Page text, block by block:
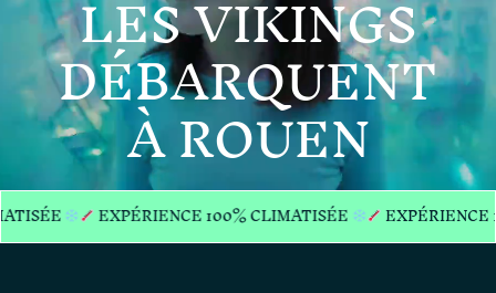
LES VIKINGS
DÉBARQUENT
À ROUEN
EXPÉRIENCE 100% CLIMATISÉE EXPÉRIENCE 100%